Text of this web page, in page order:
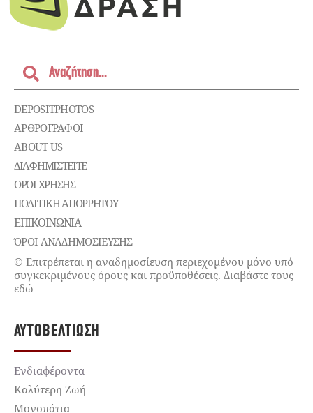
DEPOSITPHOTOS
ΑΡΘΡΟΓΡΑΦΟΙ
ABOUT US
ΔΙΑΦΗΜΙΣΤΕΊΤΕ
ΌΡΟΙ ΧΡΉΣΗΣ
ΠΟΛΙΤΙΚΉ ΑΠΟΡΡΉΤΟΥ
ΕΠΙΚΟΙΝΩΝΊΑ
ΌΡΟΙ ΑΝΑΔΗΜΟΣΙΕΥΣΗΣ
© Επιτρέπεται η αναδημοσίευση περιεχομένου μόνο υπό
συγκεκριμένους όρους και προϋποθέσεις. Διαβάστε τους
εδώ
ΑΥΤΟΒΕΛΤΊΩΣΗ
Ενδιαφέροντα
Καλύτερη Ζωή
Μονοπάτια